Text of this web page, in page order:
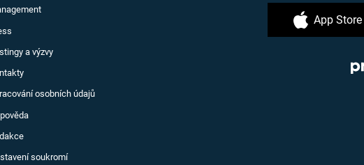
a výzvy
osobních údajů
soukromí
App Store